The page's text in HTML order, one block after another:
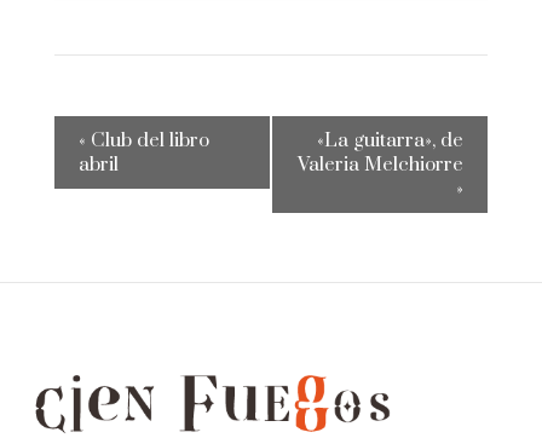
« Club del libro
abril
«La guitarra», de
Valeria Melchiorre
»